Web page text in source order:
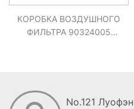
КОРОБКА ВОЗДУШНОГО
ФИЛЬТРА 90324005
No.121